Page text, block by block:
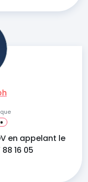
en appelant le
16 05